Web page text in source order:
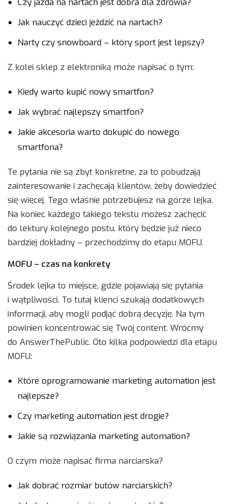
Jak nauczyć dzieci jeździć na nartach?
Narty czy snowboard – który sport jest lepszy?
Z kolei sklep z elektroniką może napisać o tym:
Kiedy warto kupić nowy smartfon?
Jak wybrać najlepszy smartfon?
Jakie akcesoria warto dokupić do nowego
smartfona?
Te pytania nie są zbyt konkretne, za to pobudzają
zainteresowanie i zachęcają klientów, żeby dowiedzieć
się więcej. Tego właśnie potrzebujesz na górze lejka.
Na koniec każdego takiego tekstu możesz zachęcić
do lektury kolejnego postu, który będzie już nieco
bardziej dokładny – przechodzimy do etapu MOFU.
MOFU – czas na konkrety
Środek lejka to miejsce, gdzie pojawiają się pytania
i wątpliwości. To tutaj klienci szukają dodatkowych
informacji, aby mogli podjąć dobrą decyzję. Na tym
powinien koncentrować się Twój content. Wróćmy
do AnswerThePublic. Oto kilka podpowiedzi dla etapu
MOFU:
Które oprogramowanie marketing automation jest
najlepsze?
Czy marketing automation jest drogie?
Jakie są rozwiązania marketing automation?
O czym może napisać firma narciarska?
Jak dobrać rozmiar butów narciarskich?